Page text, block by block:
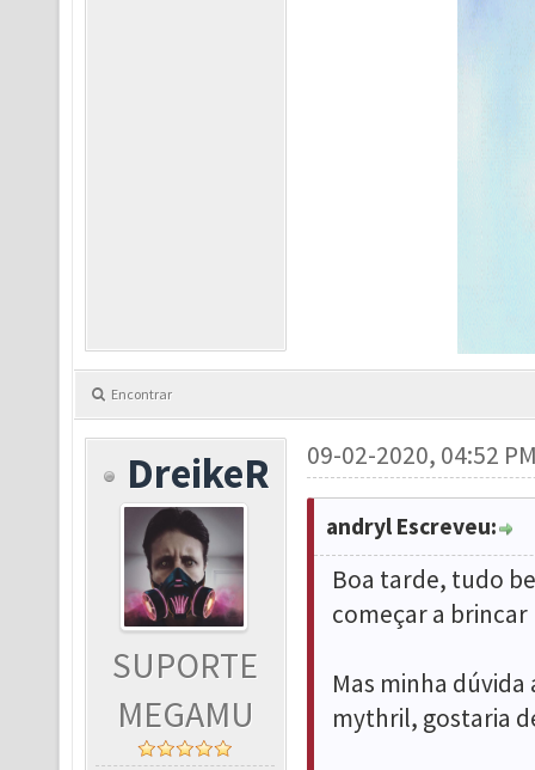
Encontrar
DreikeR
SUPORTE
MEGAMU
09-02-2020, 04:52
andryl Escreveu:
Boa tarde, tudo
começar a brincar
Mas minha
mythril, gostaria